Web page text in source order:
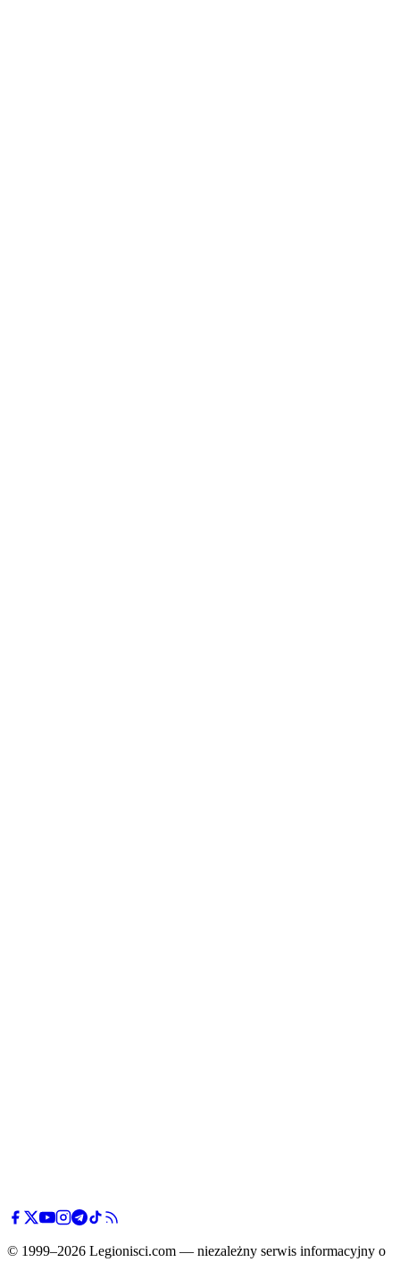
© 1999–2026 Legionisci.com — niezależny serwis informacyjny o